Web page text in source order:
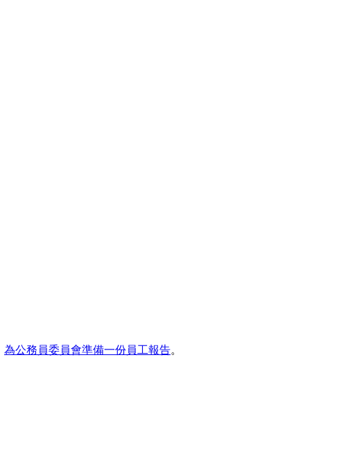
為公務員委員會準備一份員工報告。